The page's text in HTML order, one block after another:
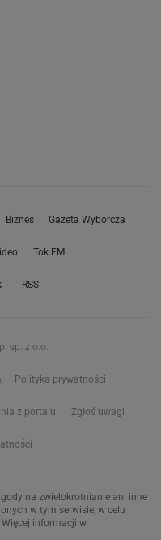
Biznes Gazeta Wyborcza
Tok.FM
RSS
sp. z o.o.
Polityka prywatności
z portalu Zgłoś uwagi
na zwielokrotnianie ani inne
w tym serwisie, w celu
informacji w